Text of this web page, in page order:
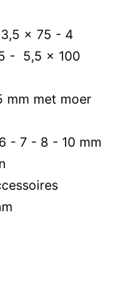
x 75 - 4
- 5,5 x 100
mm met moer
- 7 - 8 - 10 mm